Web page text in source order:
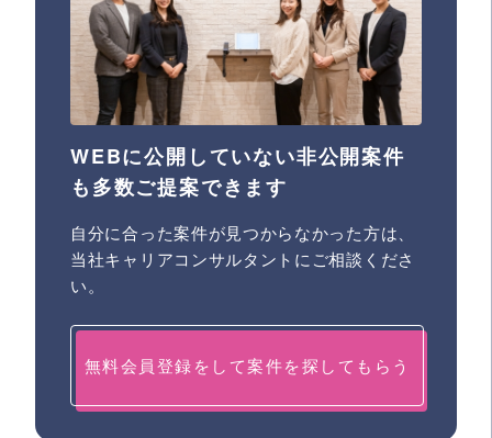
WEBに公開していない非公開案件
も多数ご提案できます
自分に合った案件が見つからなかった方は、
当社キャリアコンサルタントにご相談くださ
い。
無料会員登録をして案件を探してもらう